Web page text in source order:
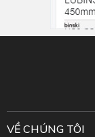
VỀ CHÚNG TÔI